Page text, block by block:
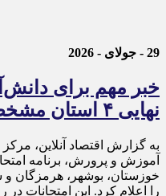
29 - جولای - 2026
خبر مهم برای
نهایی ۴ استان مشخص شد
به گزارش اقتصاد آنلاین،
آموزش و پرورش، برنامه
خوزستان، بوشهر، هرمزگان و